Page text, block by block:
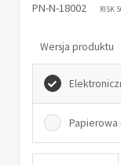
PN-N-18002
RISK
Wersja produktu
Papierowa